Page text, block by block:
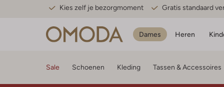
Kies zelf je bezorgmoment Gratis standaard
Dames Heren
Sale Schoenen Kleding Tassen & Accessoires